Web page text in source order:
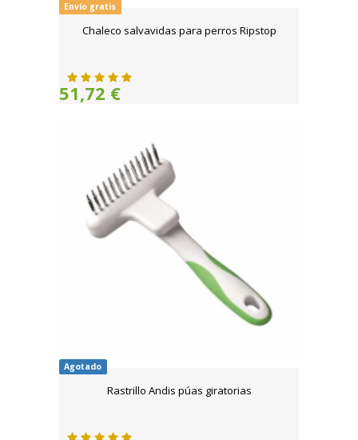
Envío gratis
Chaleco salvavidas para perros Ripstop
51,72 €
Agotado
Rastrillo Andis púas giratorias